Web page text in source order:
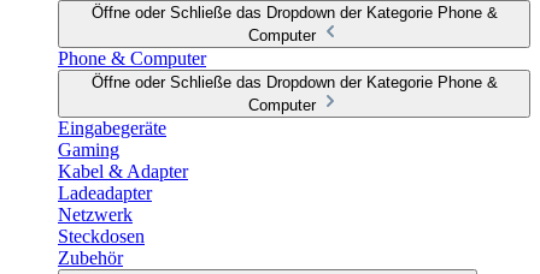
Öffne oder Schließe das Dropdown der Kategorie Phone &
Computer
Phone & Computer
Öffne oder Schließe das Dropdown der Kategorie Phone &
Computer
Eingabegeräte
Gaming
Kabel & Adapter
Ladeadapter
Netzwerk
Steckdosen
Zubehör